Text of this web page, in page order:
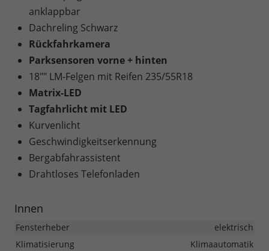
anklappbar
Dachreling Schwarz
Rückfahrkamera
Parksensoren vorne + hinten
18"" LM-Felgen mit Reifen 235/55R18
Matrix-LED
Tagfahrlicht mit LED
Kurvenlicht
Geschwindigkeitserkennung
Bergabfahrassistent
Drahtloses Telefonladen
Innen
Fensterheber
elektrisch
Klimatisierung
Klimaautomatik